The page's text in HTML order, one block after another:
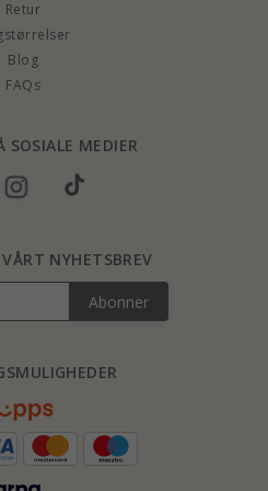
Retur
Blog
FAQs
SOSIALE MEDIER
NYHETSBREV
Abonner